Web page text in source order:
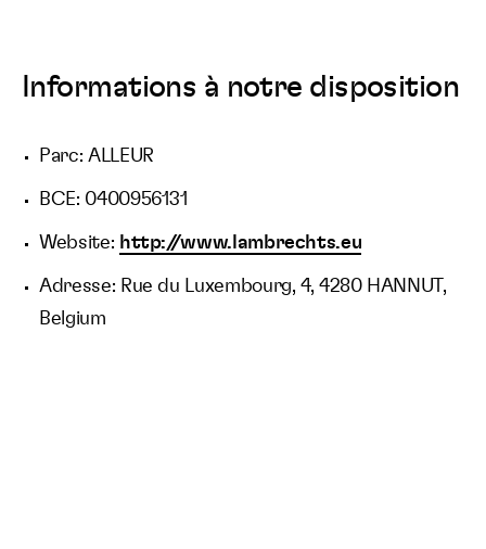
Informations à notre disposition
Parc: ALLEUR
BCE: 0400956131
Website: http://www.lambrechts.eu
Adresse: Rue du Luxembourg, 4, 4280 HANNUT,
Belgium